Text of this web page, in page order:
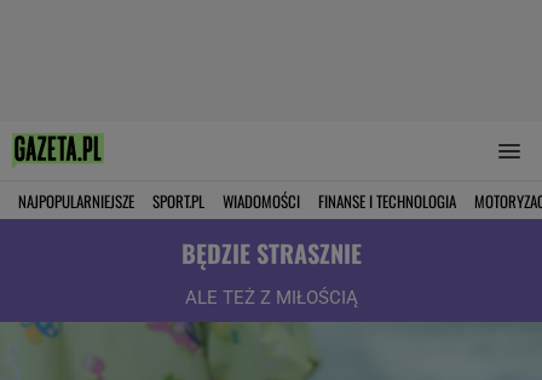
NAJPOPULARNIEJSZE SPORT.PL WIADOMOŚCI FINANSE I TECHNOLOGIA
BĘDZIE STRASZNIE
ALE TEŻ Z MIŁOŚCIĄ